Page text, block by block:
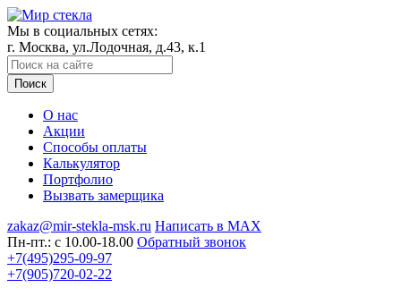
Мы в социальных сетях:
г. Москва, ул.Лодочная, д.43, к.1
Поиск
О нас
Акции
Способы оплаты
Калькулятор
Портфолио
Вызвать замерщика
zakaz@mir-stekla-msk.ru Написать в MAX
Пн-пт.: c 10.00-18.00 Обратный звонок
+7(495)295-09-97
+7(905)720-02-22